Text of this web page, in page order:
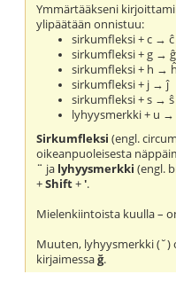
Ymmärtääkseni
ylipäätään onnistuu:
sirkumfleksi + c → ĉ
sirkumfleksi + g → ĝ
sirkumfleksi + h → ĥ
sirkumfleksi + j → ĵ
sirkumfleksi + s → ŝ
lyhyysmerkki + u →
Sirkumfleksi (engl.
oikeanpuoleisesta
¨ ja lyhyysmerkki (engl.
+Shift+'.
Mielenkiintoista kuulla –
Muuten, lyhyysmerkki (˘)
kirjaimessağ.